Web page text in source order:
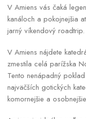
V Amiens vás čaká
kanáloch a pokojnejšia
jarný víkendový roadtrip.
V Amiens nájdete
zmestila celá parížska
Tento nenápadný
najväčších gotických
komornejšie a